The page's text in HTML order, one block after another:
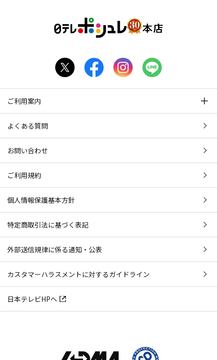
ご利用案内
よくある質問
お問い合わせ
ご利用規約
個人情報保護基本方針
特定商取引法に基づく表記
外部送信規律に係る通知・公表
カスタマーハラスメントに対するガイドライン
日本テレビHPへ